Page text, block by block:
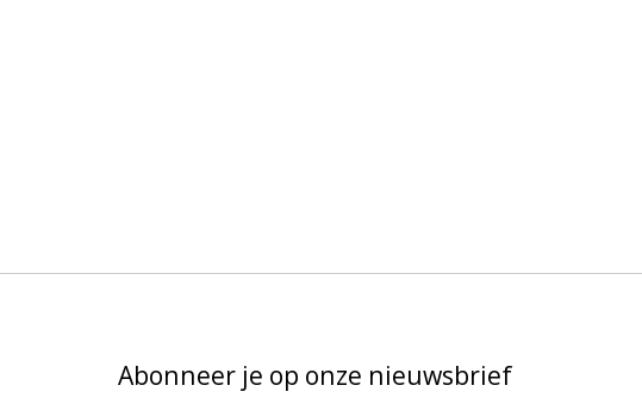
Abonneer je op onze nieuwsbrief